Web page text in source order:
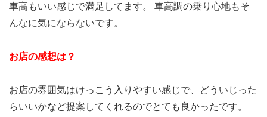
車高もいい感じで満足してます。 車高調の乗り心地もそ
んなに気にならないです。
お店の感想は？
お店の雰囲気はけっこう入りやすい感じで、どういじった
らいいかなど提案してくれるのでとても良かったです。